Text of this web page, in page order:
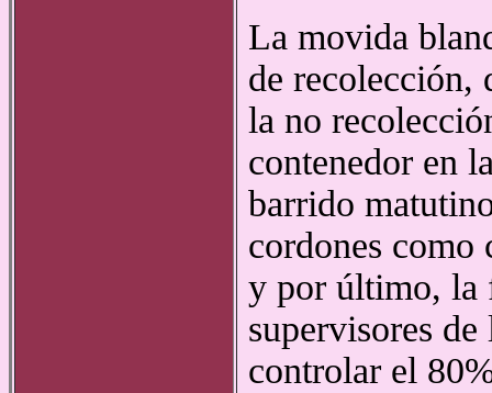
La movida
de recolección,
la no
contenedor en
barrido
cordones como
y por último, la
supervisores
controlar el